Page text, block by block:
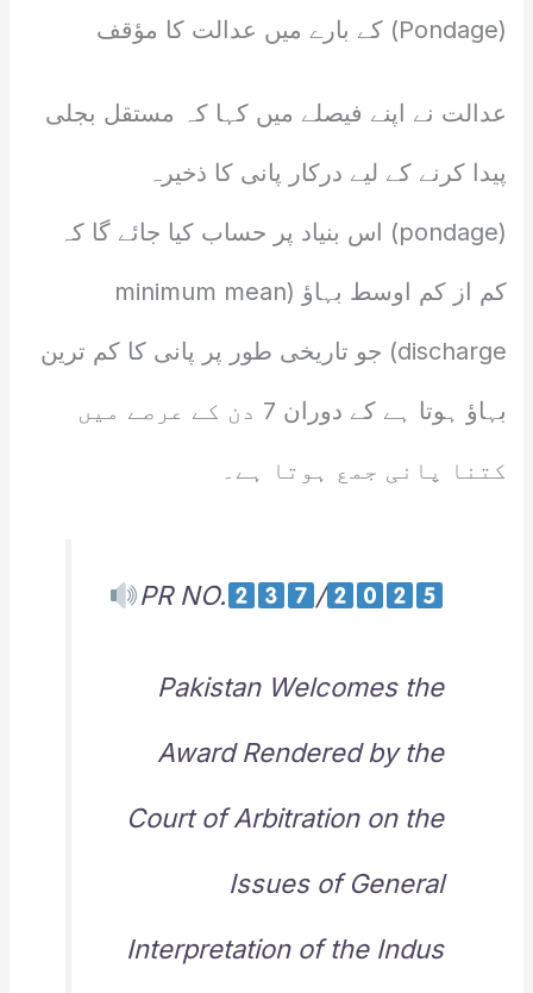
(Pondage) کے بارے میں عدالت کا مؤقف
عدالت نے اپنے فیصلے میں کہا کہ مستقل بجلی
پیدا کرنے کے لیے درکار پانی کا ذخیرہ
(pondage) اس بنیاد پر حساب کیا جائے گا کہ
کم از کم اوسط بہاؤ (minimum mean
discharge) جو تاریخی طور پر پانی کا کم ترین
بہاؤ ہوتا ہے کے دوران 7 دن کے عرصے میں
کتنا پانی جمع ہوتا ہے۔
PR NO. /
Pakistan Welcomes the
Award Rendered by the
Court of Arbitration on the
Issues of General
Interpretation of the Indus